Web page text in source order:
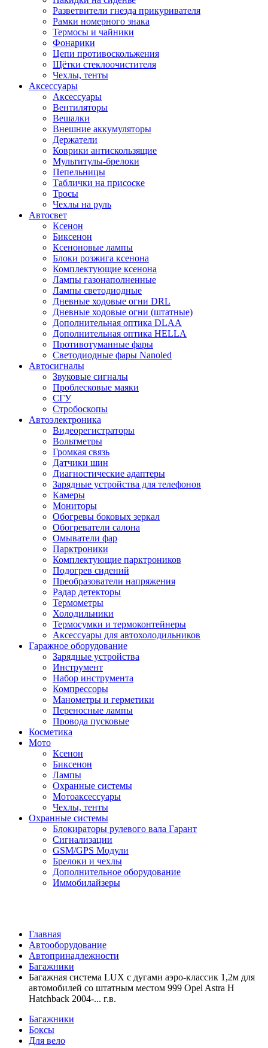
Разветвители гнезда прикуривателя
Рамки номерного знака
Термосы и чайники
Фонарики
Цепи противоскольжения
Щётки стеклоочистителя
Чехлы, тенты
Аксессуары
Аксессуары
Вентиляторы
Вешалки
Внешние аккумуляторы
Держатели
Коврики антискользящие
Мультитулы-брелоки
Пепельницы
Таблички на присоске
Тросы
Чехлы на руль
Автосвет
Ксенон
Биксенон
Ксеноновые лампы
Блоки розжига ксенона
Комплектующие ксенона
Лампы газонаполненные
Лампы светодиодные
Дневные ходовые огни DRL
Дневные ходовые огни (штатные)
Дополнительная оптика DLAA
Дополнительная оптика HELLA
Противотуманные фары
Светодиодные фары Nanoled
Автосигналы
Звуковые сигналы
Проблесковые маяки
СГУ
Стробоскопы
Автоэлектроника
Видеорегистраторы
Вольтметры
Громкая связь
Датчики шин
Диагностические адаптеры
Зарядные устройства для телефонов
Камеры
Мониторы
Обогревы боковых зеркал
Обогреватели салона
Омыватели фар
Парктроники
Комплектующие парктроников
Подогрев сидений
Преобразователи напряжения
Радар детекторы
Термометры
Холодильники
Термосумки и термоконтейнеры
Аксессуары для автохолодильников
Гаражное оборудование
Зарядные устройства
Инструмент
Набор инструмента
Компрессоры
Манометры и герметики
Переносные лампы
Провода пусковые
Косметика
Мото
Ксенон
Биксенон
Лампы
Охранные системы
Мотоаксессуары
Чехлы, тенты
Охранные системы
Блокираторы рулевого вала Гарант
Сигнализации
GSM/GPS Модули
Брелоки и чехлы
Дополнительное оборудование
Иммобилайзеры
Главная
Автооборудование
Автопринадлежности
Багажники
Багажная система LUX с дугами аэро-классик 1,2м для
автомобилей со штатным местом 999 Opel Astra H
Hatchback 2004-... г.в.
Багажники
Боксы
Для вело